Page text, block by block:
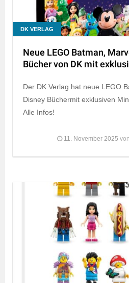
DK VERLAG
Neue LEGO Batman,
Bücher von DK mit
Der DK Verlag hat neue LEGO
Disney Büchermit exklusiven
Alle Infos!
11. November 2025 von